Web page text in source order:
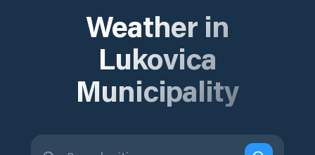
Weather in
Lukovica
Municipality